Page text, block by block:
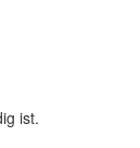
ist.